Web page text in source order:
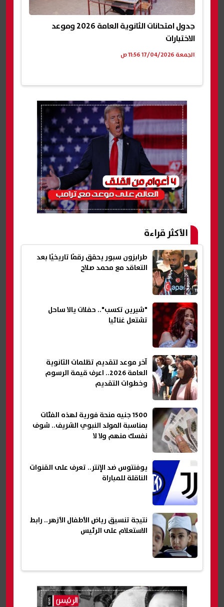
جدول امتحانات الثانوية العامة 2026 وموعد
الاختبارات
الجمعة 17/04/2026 11:56 ص
الأكثر قراءة
طرابزون سبور يحقق رقمًا تاريخيًا بعد
التعاقد مع محمد صلاح
"شيرين تكسب".. حفلات يالا ساحل
تشتعل غنائيا
آخر موعد لتقديم تظلمات الثانوية
العامة 2026.. اعرف قيمة الرسوم
وخطوات التقديم
1500 جنيه منحة فورية لهذه الفئات
بمناسبة المولد النبوي الشريف.. شوف
نفسك منهم ولا لا
يوفنتوس ضد الإنتر.. تعرف على القنوات
الناقلة للمباراة
نتيجة تنسيق رياض الأطفال الأزهر.. رابط
الاستعلام على الرئيس